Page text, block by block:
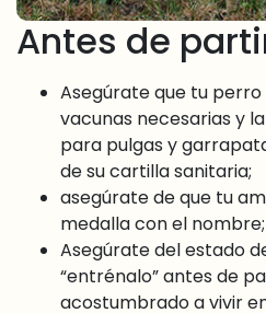
Antes de
Asegúrate que tu
vacunas necesarias y
para pulgas y
de su cartilla sanitaria;
asegúrate de que tu
medalla con el nombre;
Asegúrate del estado
“entrénalo” antes de
acostumbrado a vivir